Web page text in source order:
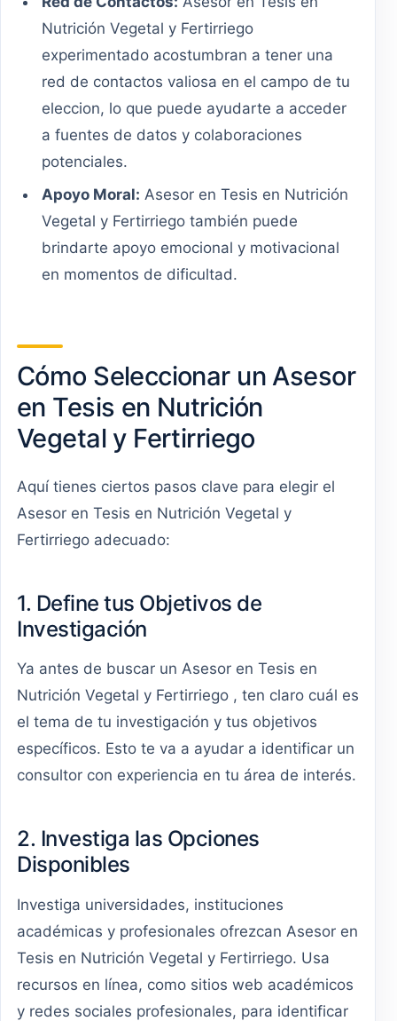
Nutrición Vegetal y Fertirriego
experimentado acostumbran a tener una
red de contactos valiosa en el campo de tu
eleccion, lo que puede ayudarte a acceder
a fuentes de datos y colaboraciones
potenciales.
Apoyo Moral: Asesor en Tesis en Nutrición
Vegetal y Fertirriego también puede
brindarte apoyo emocional y motivacional
en momentos de dificultad.
Cómo Seleccionar un Asesor
en Tesis en Nutrición
Vegetal y Fertirriego
Aquí tienes ciertos pasos clave para elegir el
Asesor en Tesis en Nutrición Vegetal y
Fertirriego adecuado:
1. Define tus Objetivos de
Investigación
Ya antes de buscar un Asesor en Tesis en
Nutrición Vegetal y Fertirriego , ten claro cuál es
el tema de tu investigación y tus objetivos
específicos. Esto te va a ayudar a identificar un
consultor con experiencia en tu área de interés.
2. Investiga las Opciones
Disponibles
Investiga universidades, instituciones
académicas y profesionales ofrezcan Asesor en
Tesis en Nutrición Vegetal y Fertirriego. Usa
recursos en línea, como sitios web académicos
y redes sociales profesionales, para identificar